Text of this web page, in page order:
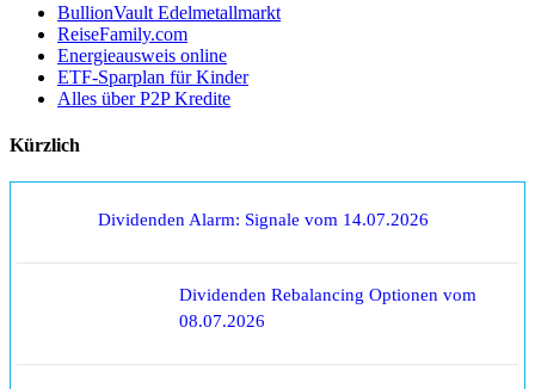
BullionVault Edelmetallmarkt
ReiseFamily.com
Energieausweis online
ETF-Sparplan für Kinder
Alles über P2P Kredite
Kürzlich
Dividenden Alarm: Signale vom 14.07.2026
Dividenden Rebalancing Optionen vom
08.07.2026